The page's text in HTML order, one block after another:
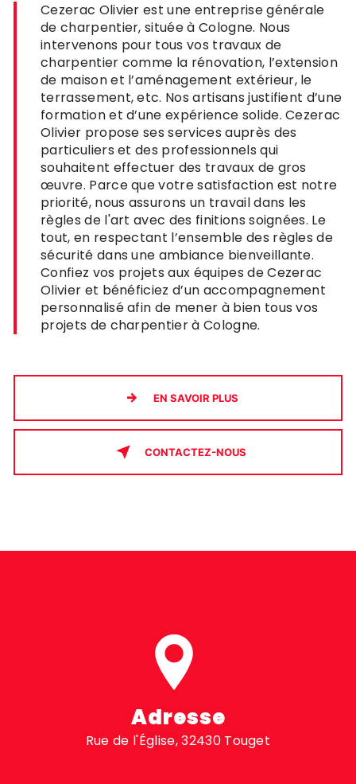
Cezerac Olivier est une entreprise générale
de charpentier, située à Cologne. Nous
intervenons pour tous vos travaux de
charpentier comme la rénovation, l’extension
de maison et l’aménagement extérieur, le
terrassement, etc. Nos artisans justifient d’une
formation et d’une expérience solide. Cezerac
Olivier propose ses services auprès des
particuliers et des professionnels qui
souhaitent effectuer des travaux de gros
œuvre. Parce que votre satisfaction est notre
priorité, nous assurons un travail dans les
règles de l'art avec des finitions soignées. Le
tout, en respectant l’ensemble des règles de
sécurité dans une ambiance bienveillante.
Confiez vos projets aux équipes de Cezerac
Olivier et bénéficiez d’un accompagnement
personnalisé afin de mener à bien tous vos
projets de charpentier à Cologne.
EN SAVOIR PLUS
CONTACTEZ-NOUS
Adresse
Rue de l'Église, 32430 Touget